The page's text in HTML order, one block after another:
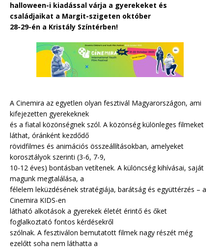
halloween-i kiadással várja a gyerekeket és
családjaikat a Margit-szigeten október
28-29-én a Kristály Színtérben!
A Cinemira az egyetlen olyan fesztivál Magyarországon, ami
kifejezetten gyerekeknek
és a fiatal közönségnek szól. A közönség különleges filmeket
láthat, óránként kezdődő
rövidfilmes és animációs összeállításokban, amelyeket
korosztályok szerinti (3-6, 7-9,
10-12 éves) bontásban vetítenek. A különcség kihívásai, saját
magunk megtalálása, a
félelem leküzdésének stratégiája, barátság és együttérzés – a
Cinemira KIDS-en
látható alkotások a gyerekek életét érintő és őket
foglalkoztató fontos kérdésekről
szólnak. A fesztiválon bemutatott filmek nagy részét még
ezelőtt soha nem láthatta a